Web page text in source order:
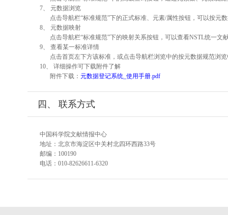
7、 元数据浏览
点击导航栏“标准规范”下的正式标准、元素/属性按钮，可以按元
8、 元数据映射
点击导航栏“标准规范”下的映射关系按钮，可以查看NSTL统一文
9、 查看某一标准详情
点击首页左下方该标准，或点击导航栏浏览中的按元数据规范浏
10、 详细操作可下载附件了解
附件下载： 元数据登记系统_使用手册.pdf
四、 联系方式
中国科学院文献情报中心
地址：北京市海淀区中关村北四环西路33号
邮编：100190
电话：010-82626611-6320